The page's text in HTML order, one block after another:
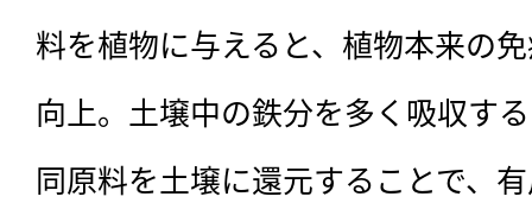
料を植物に与えると、植物本来の
向上。土壌中の鉄分を多く吸収す
同原料を土壌に還元することで、